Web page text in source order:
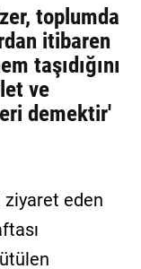
toplumda
itibaren
taşıdığını
ve
demektir'
ziyaret eden